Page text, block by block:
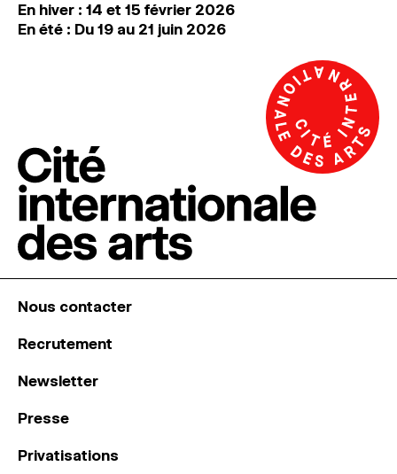
En hiver : 14 et 15 février 2026
En été : Du 19 au 21 juin 2026
Nous contacter
Recrutement
Newsletter
Presse
Privatisations